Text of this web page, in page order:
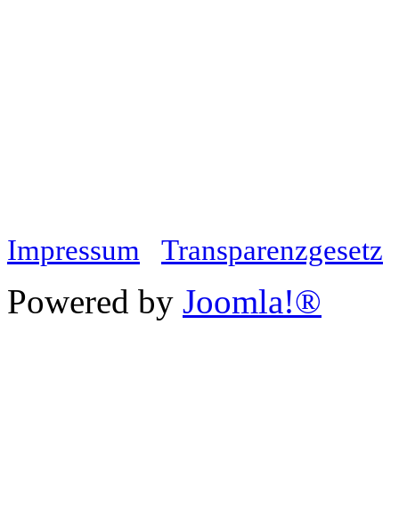
Impressum Transparenzgesetz
Powered by Joomla!®